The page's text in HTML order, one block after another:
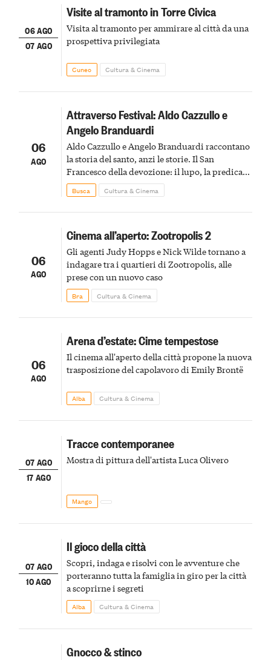
06 AGO
07 AGO
Visite al tramonto in Torre Civica
Visita al tramonto per ammirare al città da una
prospettiva privilegiata
Cuneo Cultura & Cinema
06
AGO
Attraverso Festival: Aldo Cazzullo e
Angelo Branduardi
Aldo Cazzullo e Angelo Branduardi raccontano
la storia del santo, anzi le storie. Il San
Francesco della devozione: il lupo, la predica
agli uccelli, le stimmate
Busca Cultura & Cinema
06
AGO
Cinema all’aperto: Zootropolis 2
Gli agenti Judy Hopps e Nick Wilde tornano a
indagare tra i quartieri di Zootropolis, alle
prese con un nuovo caso
Bra Cultura & Cinema
06
AGO
Arena d’estate: Cime tempestose
Il cinema all'aperto della città propone la nuova
trasposizione del capolavoro di Emily Brontë
Alba Cultura & Cinema
07 AGO
17 AGO
Tracce contemporanee
Mostra di pittura dell'artista Luca Olivero
Mango
07 AGO
10 AGO
Il gioco della città
Scopri, indaga e risolvi con le avventure che
porteranno tutta la famiglia in giro per la città
a scoprirne i segreti
Alba Cultura & Cinema
Gnocco & stinco